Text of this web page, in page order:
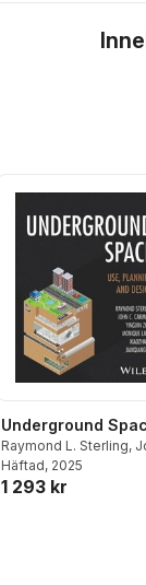
Underground
Raymond L. Sterling,
Carmody,Yingxin Zhou
Monique Labbé
Häftad, 2025
1 293 kr